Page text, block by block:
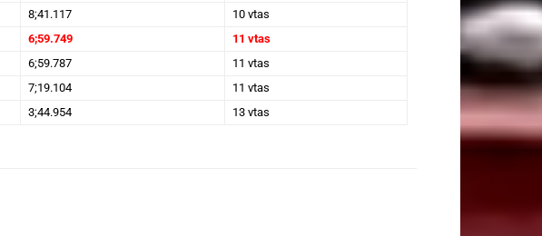
8;41.117
10 vtas
6;59.749
11 vtas
6;59.787
11 vtas
7;19.104
11 vtas
3;44.954 13 vtas